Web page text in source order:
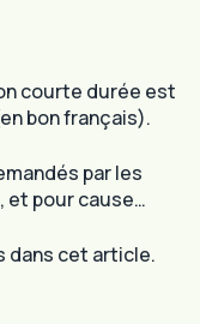
courte durée est
bon français).
par les
et pour cause…
dans cet article.